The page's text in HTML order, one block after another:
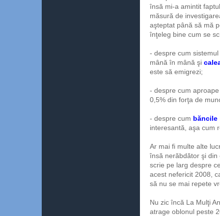
însă mi-a amintit
măsură de
aşteptat până să mă
înţeleg bine cum se
- despre cum
mână în mână şi
este să emigrezi;
- despre cum
0,5% din forţa de
- despre cum băncile
interesantă, aşa cum
Ar mai fi multe alte
însă nerăbdător şi
scrie pe larg despre
acest nefericit 2008,
să nu se mai repete
Nu zic încă La Mulţi
atrage oblonul peste